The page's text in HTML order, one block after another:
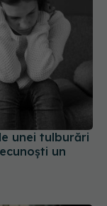
unei tulburări
un